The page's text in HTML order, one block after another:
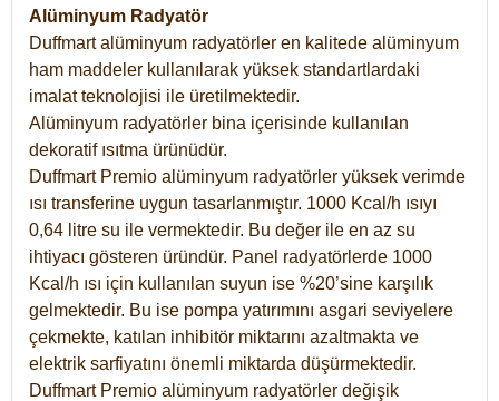
Alüminyum Radyatör
Duffmart alüminyum radyatörler en kalitede alüminyum
ham maddeler kullanılarak yüksek standartlardaki
imalat teknolojisi ile üretilmektedir.
Alüminyum radyatörler bina içerisinde kullanılan
dekoratif ısıtma ürünüdür.
Duffmart Premio alüminyum radyatörler yüksek verimde
ısı transferine uygun tasarlanmıştır. 1000 Kcal/h ısıyı
0,64 litre su ile vermektedir. Bu değer ile en az su
ihtiyacı gösteren üründür. Panel radyatörlerde 1000
Kcal/h ısı için kullanılan suyun ise %20’sine karşılık
gelmektedir. Bu ise pompa yatırımını asgari seviyelere
çekmekte, katılan inhibitör miktarını azaltmakta ve
elektrik sarfiyatını önemli miktarda düşürmektedir.
Duffmart Premio alüminyum radyatörler değişik